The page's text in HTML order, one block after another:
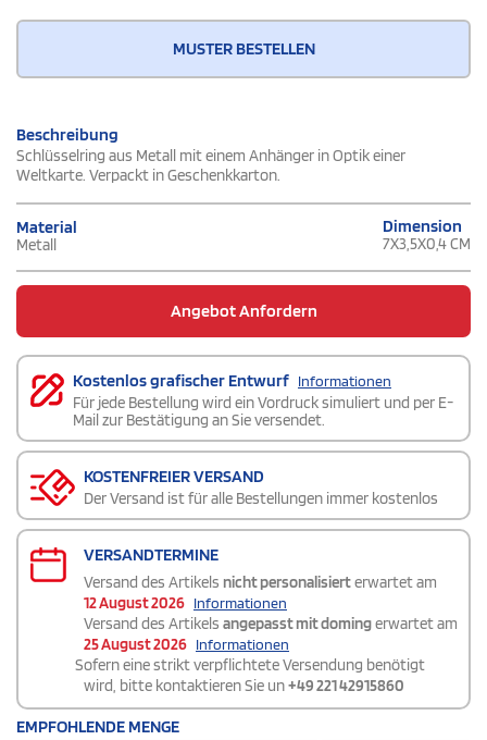
MUSTER BESTELLEN
Beschreibung
Schlüsselring aus Metall mit einem Anhänger in Optik einer
Weltkarte. Verpackt in Geschenkkarton.
Material
Metall
Dimension
7X3,5X0,4 CM
Angebot Anfordern
Kostenlos grafischer Entwurf Informationen
Für jede Bestellung wird ein Vordruck simuliert und per E-
Mail zur Bestätigung an Sie versendet.
KOSTENFREIER VERSAND
Der Versand ist für alle Bestellungen immer kostenlos
VERSANDTERMINE
Versand des Artikels nicht personalisierterwartet am
12 August 2026 Informationen
Versand des Artikels angepasst mit domingerwartet am
25 August 2026 Informationen
Sofern eine strikt verpflichtete Versendung benötigt
wird, bitte kontaktieren Sie un+49 221 42915860
EMPFOHLENDE MENGE